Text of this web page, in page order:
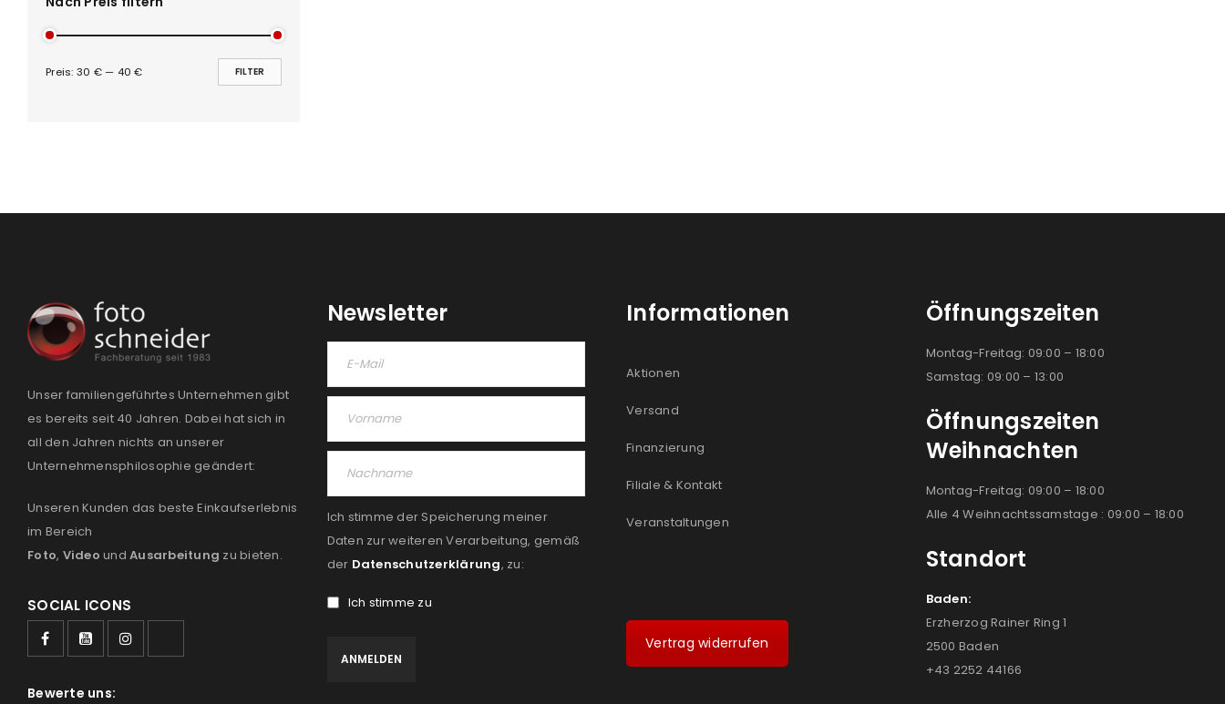
FILTER
Preis: 30 €— 40 €
Unser familiengeführtes Unternehmen gibt
es bereits seit 40 Jahren. Dabei hat sich in
all den Jahren nichts an unserer
Unternehmensphilosophie geändert:
Unseren Kunden das beste Einkaufserlebnis
im Bereich
Foto, Video und Ausarbeitung zu bieten.
SOCIAL ICONS
Bewerte uns:
Newsletter
Ich stimme der Speicherung meiner
Daten zur weiteren Verarbeitung, gemäß
der Datenschutzerklärung, zu:
Ich stimme zu
Informationen
Aktionen
Versand
Finanzierung
Filiale & Kontakt
Veranstaltungen
Vertrag widerrufen
Öffnungszeiten
Montag-Freitag: 09:00 – 18:00
Samstag: 09:00 – 13:00
Öffnungszeiten
Weihnachten
Montag-Freitag: 09:00 – 18:00
Alle 4 Weihnachtssamstage : 09:00 – 18:00
Standort
Baden:
Erzherzog Rainer Ring 1
2500 Baden
+43 2252 44166